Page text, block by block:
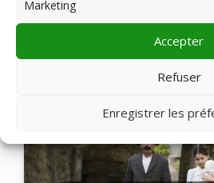
Marketing
Accepter
Refuser
Enregistrer les
femme de sa vie, Philomène. De
dans un pari fou : lui construire de
incroyable palais. Jamais épargné
cet homme ordinaire